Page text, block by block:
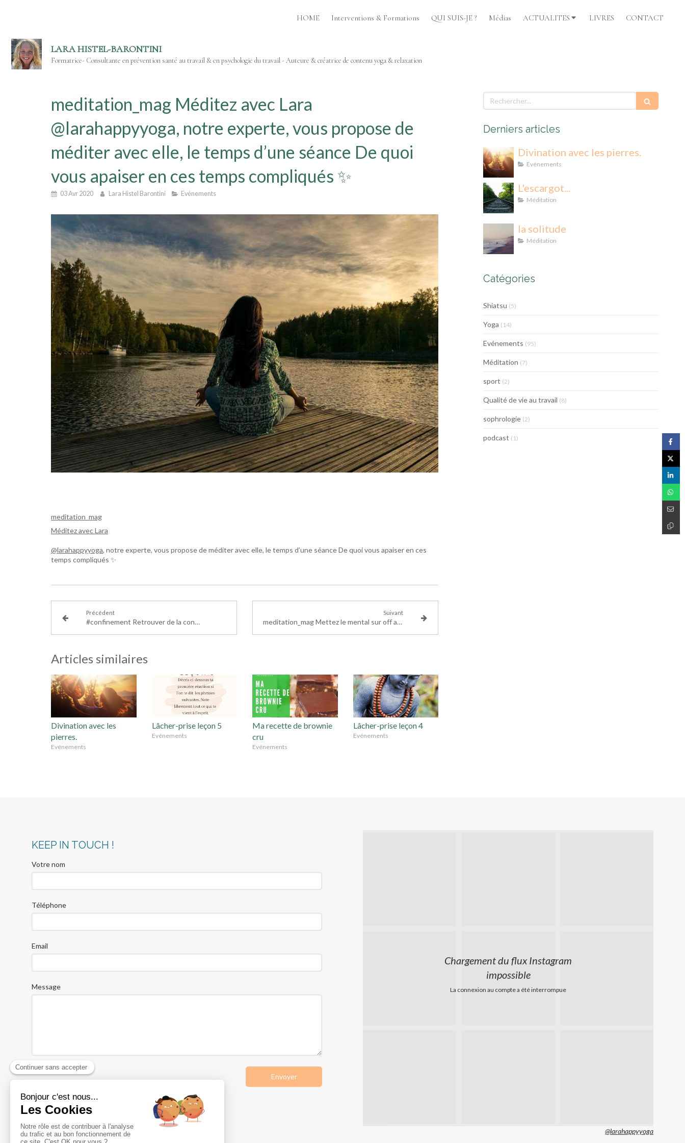
HOME Interventions & Formations QUI SUIS-JE ? Médias ACTUALITES LIVRES CONTACT
LARA HISTEL-BARONTINI
Formatrice- Consultante en prévention santé au travail & en psychologie du travail - Auteure & créatrice de contenu yoga & relaxation
meditation_mag Méditez avec Lara
@larahappyyoga, notre experte, vous propose de
méditer avec elle, le temps d’une séance De quoi
vous apaiser en ces temps compliqués ✨
03 Avr 2020 Lara Histel Barontini Evénements
meditation_mag
Méditez avec Lara
@larahappyyoga, notre experte, vous propose de méditer avec elle, le temps d’une séance De quoi vous apaiser en ces
temps compliqués ✨
Précédent
#confinement Retrouver de la confiance en soi
Suivant
meditation_mag Mettez le mental sur off avec Lara
Articles similaires
Divination avec les
pierres.
Evénements
Lâcher-prise leçon 5
Evénements
Ma recette de brownie
cru
Evénements
Lâcher-prise leçon 4
Evénements
Derniers articles
Divination avec les pierres.
Evénements
L'escargot...
Méditation
la solitude
Méditation
Catégories
Shiatsu (5)
Yoga (14)
Evénements (95)
Méditation (7)
sport (2)
Qualité de vie au travail (8)
sophrologie (2)
podcast (1)
KEEP IN TOUCH !
Votre nom
Téléphone
Email
Message
Envoyer
Chargement du flux Instagram
impossible
La connexion au compte a été interrompue
@larahappyyoga